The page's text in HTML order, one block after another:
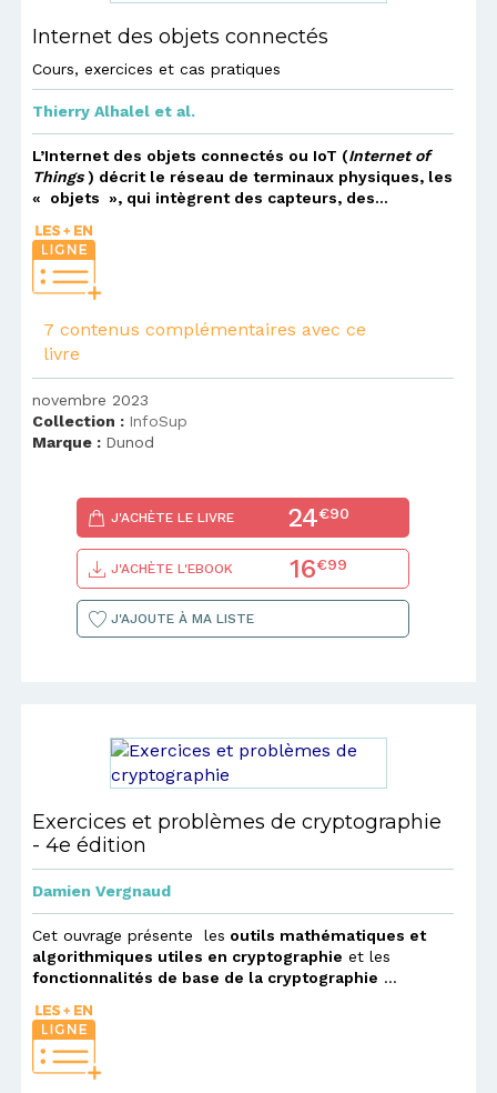
Internet des objets connectés
Cours, exercices et cas pratiques
Thierry Alhalel et al.
L’Internet des objets connectés ou IoT (Internet of
Things) décrit le réseau de terminaux physiques, les
« objets », qui intègrent des capteurs, des...
7 contenus complémentaires avec ce
livre
novembre 2023
Collection : InfoSup
Marque : Dunod
J'ACHÈTE LE LIVRE 24€90
J'ACHÈTE L'EBOOK 16€99
J'AJOUTE À MA LISTE
Exercices et problèmes de cryptographie
- 4e édition
Damien Vergnaud
Cet ouvrage présente les outils mathématiques et
algorithmiques utiles en cryptographie et les
fonctionnalités de base de la cryptographie ...